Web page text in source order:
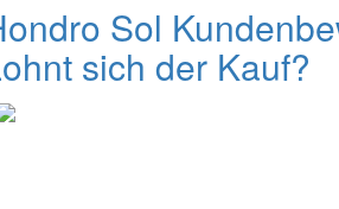
Sol
sich der Kauf?